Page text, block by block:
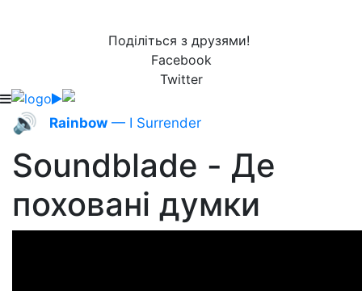
Поділіться з друзями!
Facebook
Twitter
🔊 Rainbow — I Surrender
Soundblade - Де
поховані думки